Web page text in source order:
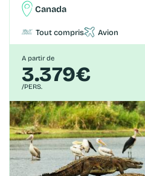
Canada
Tout compris Avion
A partir de
3.379€
/PERS.